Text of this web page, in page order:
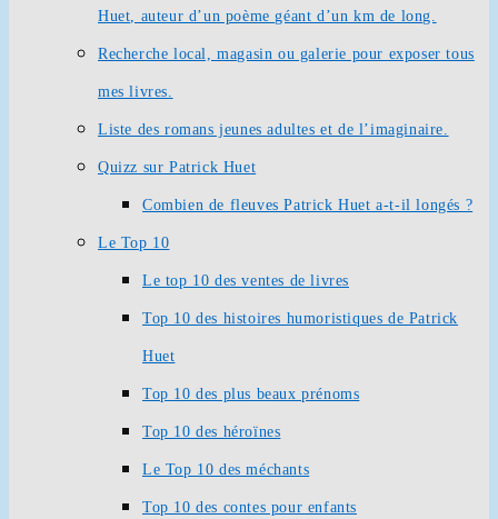
Huet, auteur d’un poème géant d’un km de long.
Recherche local, magasin ou galerie pour exposer tous
mes livres.
Liste des romans jeunes adultes et de l’imaginaire.
Quizz sur Patrick Huet
Combien de fleuves Patrick Huet a-t-il longés ?
Le Top 10
Le top 10 des ventes de livres
Top 10 des histoires humoristiques de Patrick
Huet
Top 10 des plus beaux prénoms
Top 10 des héroïnes
Le Top 10 des méchants
Top 10 des contes pour enfants